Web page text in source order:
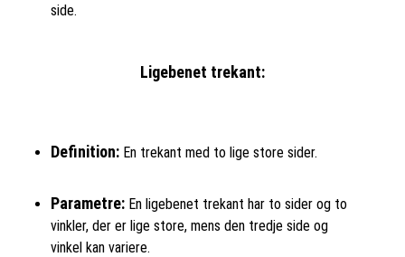
side.
Ligebenet trekant:
Definition: En trekant med to lige store sider.
Parametre: En ligebenet trekant har to sider og to
vinkler, der er lige store, mens den tredje side og
vinkel kan variere.